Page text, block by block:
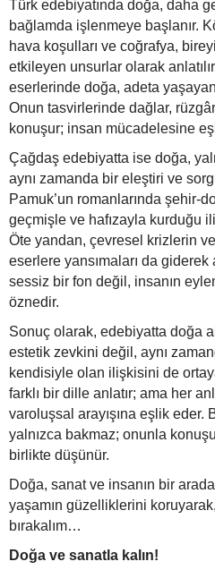
Türk edebiyatında doğa, daha
bağlamda işlenmeye başlanır.
hava koşulları ve coğrafya,
etkileyen unsurlar olarak
eserlerinde doğa, adeta yaşayan
Onun tasvirlerinde dağlar,
konuşur; insan mücadelesine
Çağdaş edebiyatta ise doğa,
aynı zamanda bir eleştiri ve
Pamuk’un romanlarında şehir-
geçmişle ve hafızayla kurduğu
Öte yandan, çevresel krizlerin
eserlere yansımaları da giderek
sessiz bir fon değil, insanın
öznedir.
Sonuç olarak, edebiyatta doğa
estetik zevkini değil, aynı
kendisiyle olan ilişkisini de
farklı bir dille anlatır; ama her
varoluşsal arayışına eşlik
yalnızca bakmaz; onunla
birlikte düşünür.
Doğa, sanat ve insanın bir
yaşamın güzelliklerini
bırakalım…
Doğa ve sanatla kalın!